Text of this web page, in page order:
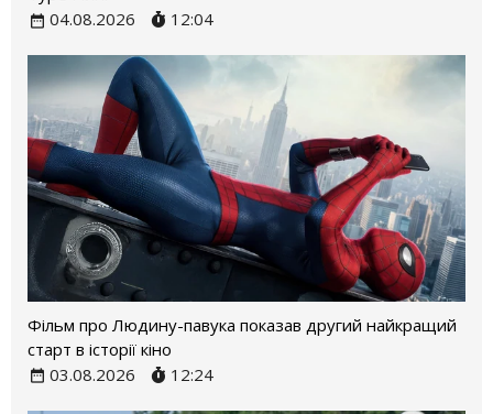
04.08.2026
12:04
Фільм про Людину-павука показав другий найкращий
старт в історії кіно
03.08.2026
12:24